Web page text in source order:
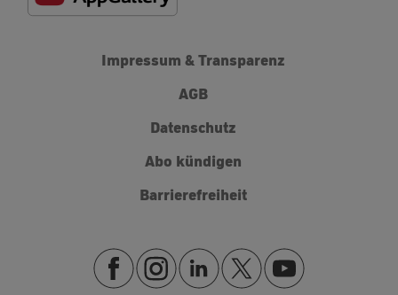
Impressum & Transparenz
AGB
Datenschutz
Abo kündigen
Barrierefreiheit